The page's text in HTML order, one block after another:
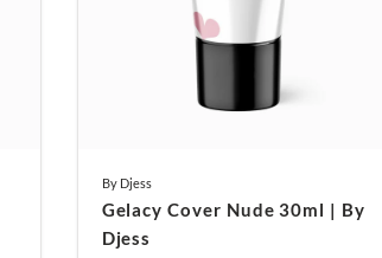
By Djess
Gelacy Cover Nude 30ml | By
Djess